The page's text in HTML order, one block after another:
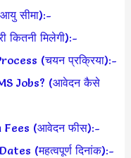
सीमा):-
कितनी मिलेगी):-
(चयन प्रक्रिया):-
Jobs? (आवेदन कैसे
Fees (आवेदन फीस):-
(महत्वपूर्ण दिनांक):-